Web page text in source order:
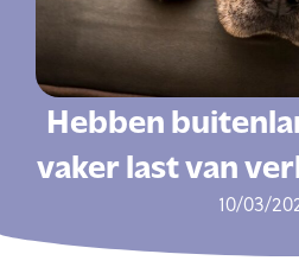
Hebben
vaker last van
10/03/